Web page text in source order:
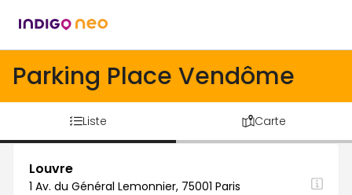
Parking Place Vendôme
Liste Carte
Louvre
1 Av. du Général Lemonnier, 75001 Paris